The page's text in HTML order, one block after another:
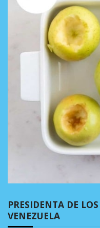
PRESIDENTA DE
VENEZUELA